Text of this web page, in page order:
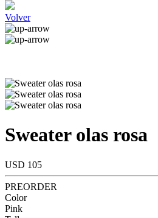
Volver
Sweater olas rosa
USD 105
PREORDER
Color
Pink